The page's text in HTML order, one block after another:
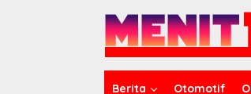
Berita Otomotif